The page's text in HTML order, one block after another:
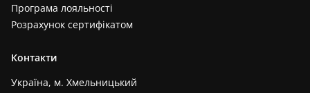
Програма лояльності
Розрахунок сертифікатом
Контакти
Україна, м. Хмельницький